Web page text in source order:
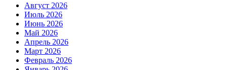
Август 2026
Июль 2026
Июнь 2026
Май 2026
Апрель 2026
Март 2026
Февраль 2026